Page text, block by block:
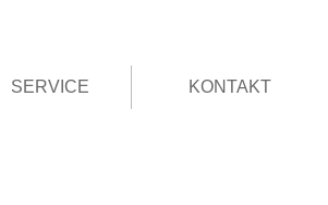
SERVICE KONTAKT